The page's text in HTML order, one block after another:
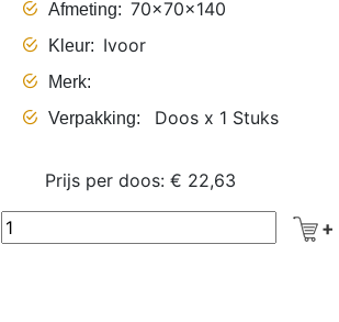
Afmeting 70x70x140
Kleur Ivoor
Merk
Verpakking
Doos x 1 Stuks
Prijs per doos: € 22,63